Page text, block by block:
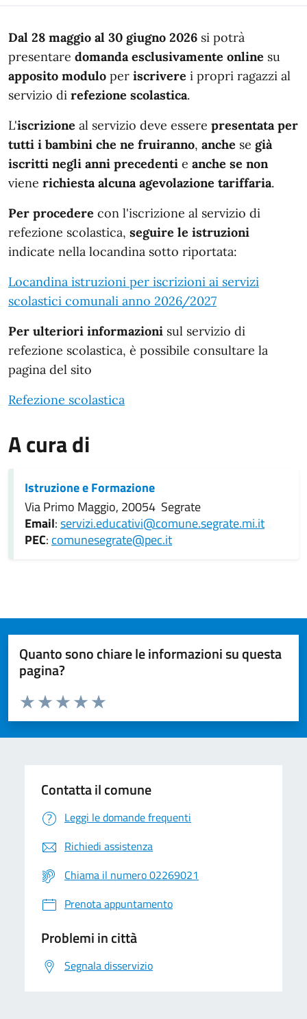
In dettaglio
Dal 28 maggio al 30 giugno 2026 si potrà
presentare domanda esclusivamente online su
apposito modulo per iscrivere i propri ragazzi al
servizio di refezione scolastica.
L'iscrizione al servizio deve essere presentata per
tutti i bambini che ne fruiranno, anche se già
iscritti negli anni precedenti e anche se non
viene richiesta alcuna agevolazione tariffaria.
Per procedere con l'iscrizione al servizio di
refezione scolastica, seguire le istruzioni
indicate nella locandina sotto riportata:
Locandina istruzioni per iscrizioni ai servizi
scolastici comunali anno 2026/2027
Per ulteriori informazioni sul servizio di
refezione scolastica, è possibile consultare la
pagina del sito
Refezione scolastica
A cura di
Istruzione e Formazione
Via Primo Maggio, 20054 Segrate
Email:servizi.educativi@comune.segrate.mi.it
PEC: comunesegrate@pec.it
Quanto sono chiare le informazioni su questa
pagina?
Valuta da 1 a 5 stelle la pagina
Valuta 5 stelle su 5
Valuta 4 stelle su 5
Valuta 3 stelle su 5
Valuta 2 stelle su 5
Valuta 1 stelle su 5
Contatta il comune
Leggi le domande frequenti
Richiedi assistenza
Chiama il numero 02269021
Prenota appuntamento
Problemi in città
Segnala disservizio